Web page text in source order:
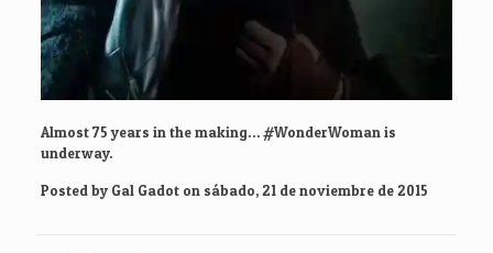
Almost 75 years in the making… #WonderWoman is
underway.
Posted by Gal Gadoton sábado, 21 de noviembre de 2015